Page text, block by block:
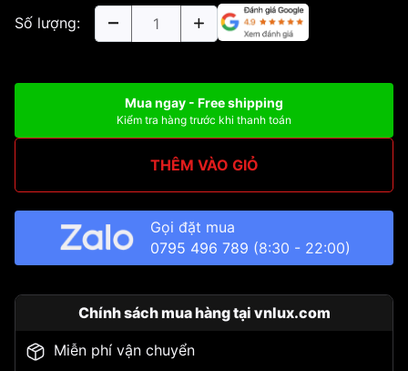
Số lượng:
Mua ngay - Free shipping
Kiểm tra hàng trước khi thanh toán
THÊM VÀO GIỎ
Gọi đặt mua
0795 496 789 (8:30 - 22:00)
Chính sách mua hàng tại vnlux.com
Miễn phí vận chuyển